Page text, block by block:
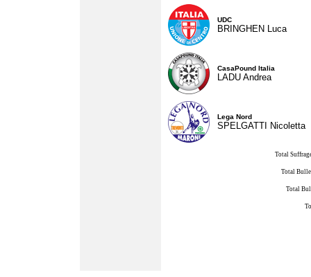
UDC
BRINGHEN Luca
CasaPound Italia
LADU Andrea
Lega Nord
SPELGATTI Nicoletta
Total
Total
Total